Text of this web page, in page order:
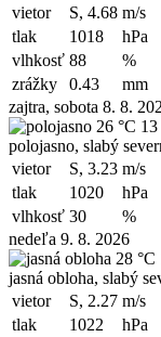
vietor
S, 4.68 m/s
tlak
1018
hPa
vlhkosť 88
%
zrážky
0.43
mm
zajtra, sobota 8. 8.
26 °C 13
polojasno, slabý
vietor
S, 3.23 m/s
tlak
1020
hPa
vlhkosť 30
%
nedeľa 9. 8. 2026
28 °C
jasná obloha, slabý
vietor
S, 2.27 m/s
tlak
1022
hPa